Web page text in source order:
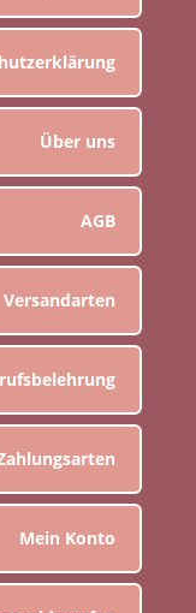
Über uns
AGB
Versandarten
Mein Konto